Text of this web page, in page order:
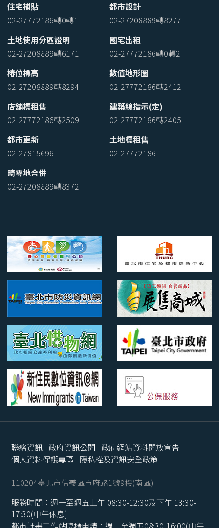
住宅補貼
02-27772186轉0轉1
都市設計
02-27208889轉8277
土地使用分區證明
02-27208889轉6171
國宅出租
02-27772186轉0轉2
椿位標高
02-27208889轉8294
數值地形圖
02-27772186轉2412
店舖標租售
02-27772186轉2509
建築線指示(定)
02-27772186轉2405
都市更新
02-27815696
土地標租售
02-27772186
畸零地合併
02-27208889轉8372
聯絡資訊 政府資訊公開 政府網站資料開放宣告
個人資料保護專區 隱私權及資訊安全政策
110204臺北市信義區市府路1號9樓(南區)
服務時間：週一至週五上午 08:30-12:30及下午 13:30-
17:30(中午休息)
都市計畫工作站臨櫃申請：週一至週五08:30-16:00(中午